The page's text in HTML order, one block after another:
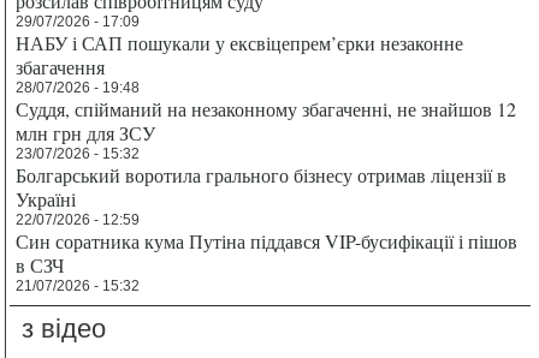
29/07/2026 - 17:09
НАБУ і САП пошукали у ексвіцепрем’єрки незаконне
збагачення
28/07/2026 - 19:48
Суддя, спійманий на незаконному збагаченні, не знайшов 12
млн грн для ЗСУ
23/07/2026 - 15:32
Болгарський воротила грального бізнесу отримав ліцензії в
Україні
22/07/2026 - 12:59
Син соратника кума Путіна піддався VIP-бусифікації і пішов
в СЗЧ
21/07/2026 - 15:32
з відео